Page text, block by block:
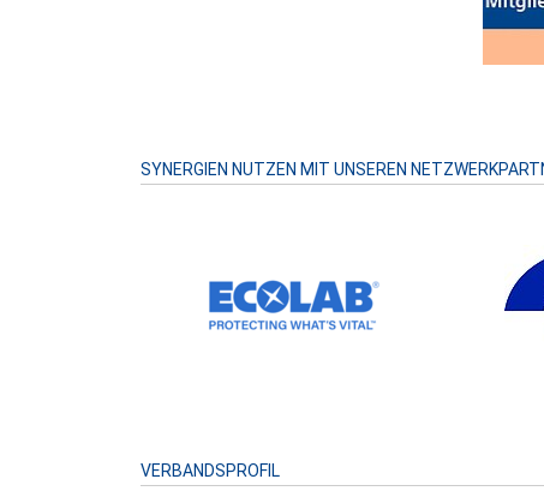
SYNERGIEN NUTZEN MIT UNSEREN
VERBANDSPROFIL